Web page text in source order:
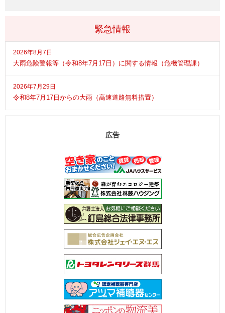
緊急情報
2026年8月7日
大雨危険警報等（令和8年7月17日）に関する情報（危機管理課）
2026年7月29日
令和8年7月17日からの大雨（高速道路無料措置）
広告